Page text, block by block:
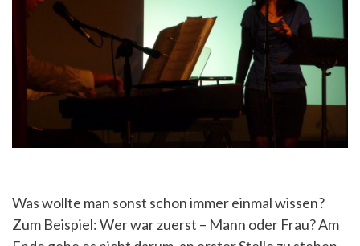
Was wollte man sonst schon immer einmal wissen?
Zum Beispiel: Wer war zuerst – Mann oder Frau? Am